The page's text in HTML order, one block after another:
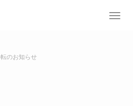
T
のお知らせ